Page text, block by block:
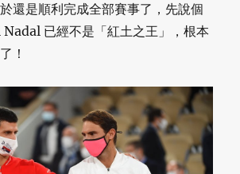
還是順利完成全部賽事了，先說個
Nadal 已經不是「紅土之王」，根本
！